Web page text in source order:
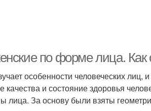
по форме лица.
особенности человеческих лиц,
качества и состояние здоровья
лица. За основу были взяты